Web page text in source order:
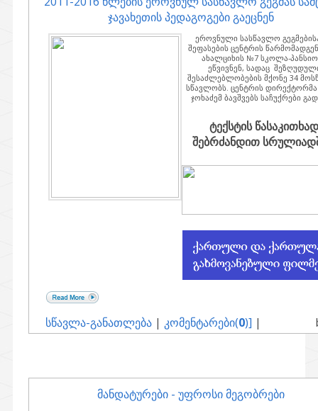
ჯავახეთის პედაგოგები გაეცნენ
ეროვნული სასწავლო
შეფასების ცენტრის
ახალციხის №7 სკოლა-
ეწვივნენ, სადაც
შესაძლებლობების მქონე 34
სწავლობს. ცენტრის დირექტორმა
ჯოხაძემ ბავშვებს საჩუქრები
ტექსტის წასაკითხად
შებრძანდით
სწავლა-განათლება | კომენტარები(0)] |
მანდატურები - უფროსი მეგობრები